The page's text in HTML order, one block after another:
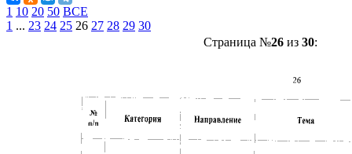
1 10 20 50 ВСЕ
1 ... 23 24 25 26 27 28 29 30
Страница №26из 30: